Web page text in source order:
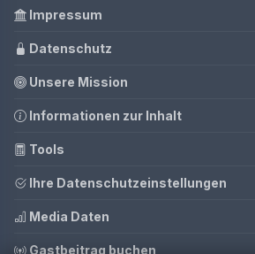
Impressum
Datenschutz
Unsere Mission
Informationen zur Inhalt
Tools
Ihre Datenschutzeinstellungen
Media Daten
Gastbeitrag buchen